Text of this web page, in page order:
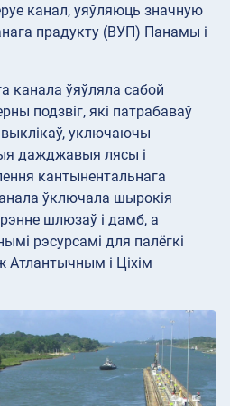
канал, уяўляюць значную
прадукту (ВУП) Панамы і
канала ўяўляла сабой
подзвіг, які патрабаваў
уключаючы
дажджавыя лясы і
кантынентальнага
ўключала шырокія
шлюзаў і дамб, а
рэсурсамі для палёгкі
Атлантычным і Ціхім